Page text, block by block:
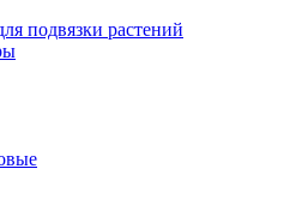
подвязки растений